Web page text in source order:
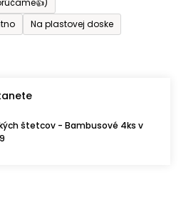
Na plastovej doske
štetcov - Bambusové 4ks v